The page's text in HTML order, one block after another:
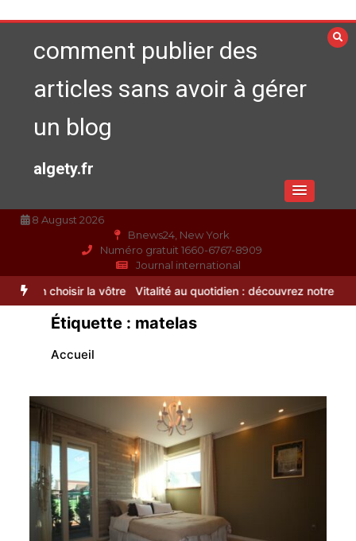
au
contenucomment publier des
articles sans avoir à gérer
un blog
algety.fr
8 August 2026
Bnews24, New York
Numéro gratuit 1660-6767-8909
Journal international
durable Brosse à dents : comment bien choisir la vôtre Vitalité
Étiquette : matelas
Accueil